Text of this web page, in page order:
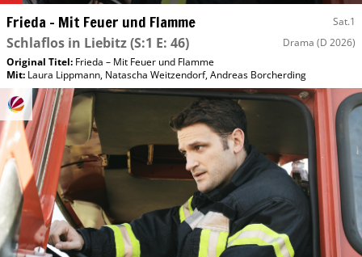
Frieda – Mit Feuer und Flamme Sat.1
Schlaflos in Liebitz(S:1 E: 46) Drama (D 2026)
Original Titel: Frieda – Mit Feuer und Flamme
Mit: Laura Lippmann, Natascha Weitzendorf,Andreas Borcherding